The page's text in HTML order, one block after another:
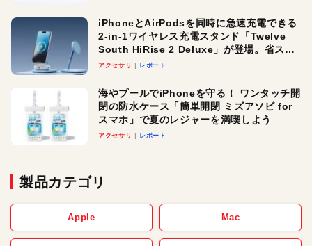
iPhoneとAirPodsを同時に急速充電できる
2-in-1ワイヤレス充電スタンド「Twelve
South HiRise 2 Deluxe」が登場。省スペ
ースでおしゃれに充電したい人にオスス
アクセサリ レポート
海やプールでiPhoneを守る！ ワンタッチ開
閉の防水ケース「簡単開閉 ミズアソビ for
スマホ」で夏のレジャーを満喫しよう
アクセサリ レポート
製品カテゴリ
Apple Mac